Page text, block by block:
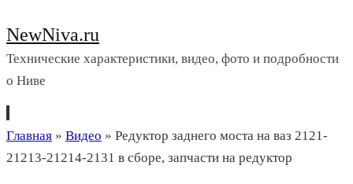
NewNiva.ru
Технические характеристики, видео, фото и подробности
о Ниве
Перейти
к
Главная » Видео » Редуктор заднего моста на ваз 2121-
21213-21214-2131 в сборе, запчасти на редуктор